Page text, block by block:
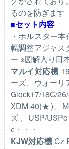
るのを防ぎます
■セット内容
・ホルスター
幅調整アジャス
ー ※図解入り日
マルイ対応機
ーズ、ウォーリ
Glock17/18C/26/
XDM-40(★)、
ズ、USP/
e・・・
KJW対応機 Cz